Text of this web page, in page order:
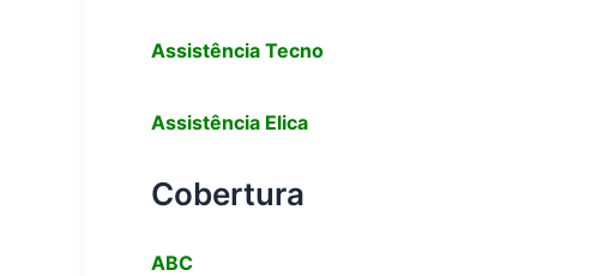
Assistência Tecno
Assistência Elica
Cobertura
ABC